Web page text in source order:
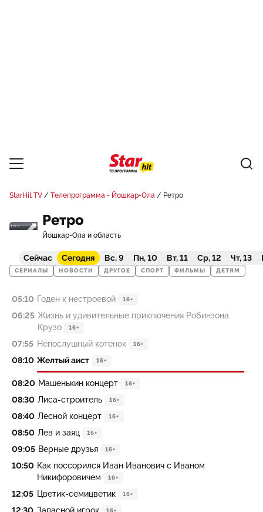
StarHit TV Телепрограмма - Йошкар-Ола Ретро
Ретро
Йошкар-Ола и область
Сейчас Сегодня Вс, 9 Пн, 10 Вт, 11 Ср, 12 Чт, 13
СЕРИАЛЫ НОВОСТИ ДРУГОЕ СПОРТ ФИЛЬМЫ ДЕТЯМ
05:10 Годен к нестроевой 16+
06:25 Жизнь и удивительные приключения Робинзона
Крузо
16+
07:55 Непослушный котенок 16+
08:10 Желтый аист 16+
08:20 Машенькин концерт 16+
08:30 Лиса-строитель 16+
08:40 Лесной концерт 16+
08:50 Лев и заяц 16+
09:05 Верные друзья 16+
10:50 Как поссорился Иван Иванович с Иваном
Никифоровичем
16+
12:05 Цветик-cемицвeтик 16+
16+